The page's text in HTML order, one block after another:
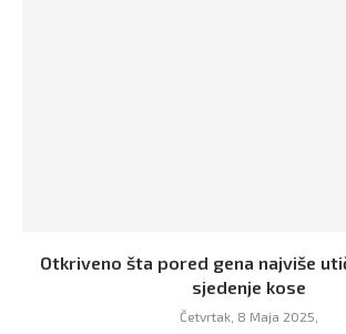
Otkriveno šta pored gena najviše
sjedenje kose
Četvrtak, 8 Maja 2025,